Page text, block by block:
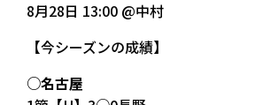
8月28日 13:00 @中村
【今シーズンの成績】
○名古屋